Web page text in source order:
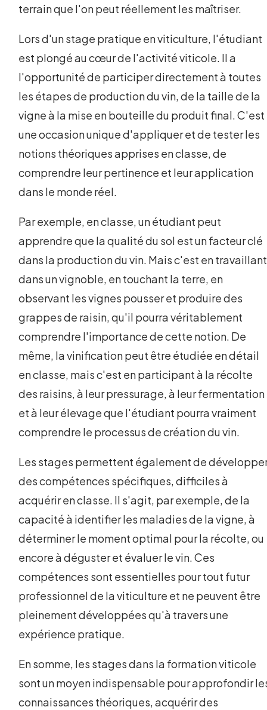
terrain que l'on peut réellement les maîtriser.
Lors d'un stage pratique en viticulture, l'étudiant
est plongé au cœur de l'activité viticole. Il a
l'opportunité de participer directement à toutes
les étapes de production du vin, de la taille de la
vigne à la mise en bouteille du produit final. C'est
une occasion unique d'appliquer et de tester les
notions théoriques apprises en classe, de
comprendre leur pertinence et leur application
dans le monde réel.
Par exemple, en classe, un étudiant peut
apprendre que la qualité du sol est un facteur clé
dans la production du vin. Mais c'est en travaillant
dans un vignoble, en touchant la terre, en
observant les vignes pousser et produire des
grappes de raisin, qu'il pourra véritablement
comprendre l'importance de cette notion. De
même, la vinification peut être étudiée en détail
en classe, mais c'est en participant à la récolte
des raisins, à leur pressurage, à leur fermentation
et à leur élevage que l'étudiant pourra vraiment
comprendre le processus de création du vin.
Les stages permettent également de
des compétences spécifiques, difficiles à
acquérir en classe. Il s'agit, par exemple, de la
capacité à identifier les maladies de la vigne, à
déterminer le moment optimal pour la récolte, ou
encore à déguster et évaluer le vin. Ces
compétences sont essentielles pour tout futur
professionnel de la viticulture et ne peuvent être
pleinement développées qu'à travers une
expérience pratique.
En somme, les stages dans la formation viticole
sont un moyen indispensable pour approfondir
connaissances théoriques, acquérir des